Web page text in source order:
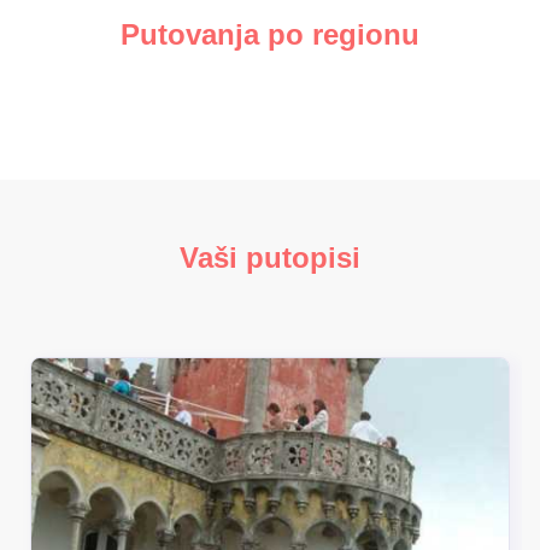
Putovanja po regionu
Vaši putopisi